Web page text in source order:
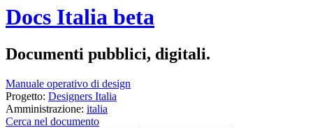
Docs Italia beta
Documenti pubblici, digitali.
Manuale operativo di design
Progetto: Designers Italia
Amministrazione: italia
Cerca nel documento